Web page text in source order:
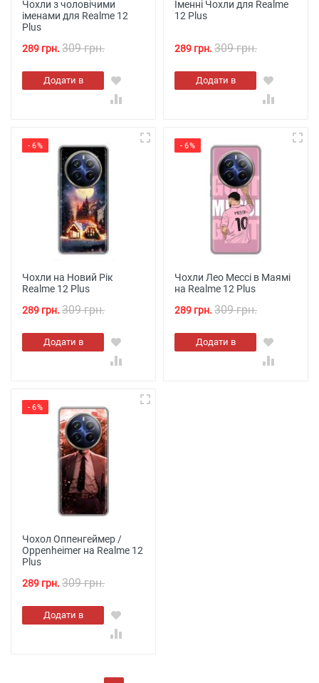
Чохли з чоловічими
іменами для Realme 12
Plus
289 грн. 309 грн.
Додати в
кошик
Іменні Чохли для Realme
12 Plus
289 грн. 309 грн.
Додати в
кошик
- 6%
Чохли на Новий Рік
Realme 12 Plus
289 грн. 309 грн.
Додати в
кошик
- 6%
Чохли Лео Мессі в Маямі
на Realme 12 Plus
289 грн. 309 грн.
Додати в
кошик
- 6%
Чохол Оппенгеймер /
Oppenheimer на Realme 12
Plus
289 грн. 309 грн.
Додати в
кошик